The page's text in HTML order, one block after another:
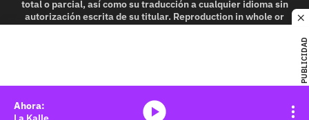
PUBLICIDAD
total o parcial, así como su traducción a cualquier idioma sin
autorización escrita de su titular. Reproduction in whole or
in part, or translation without written permission is